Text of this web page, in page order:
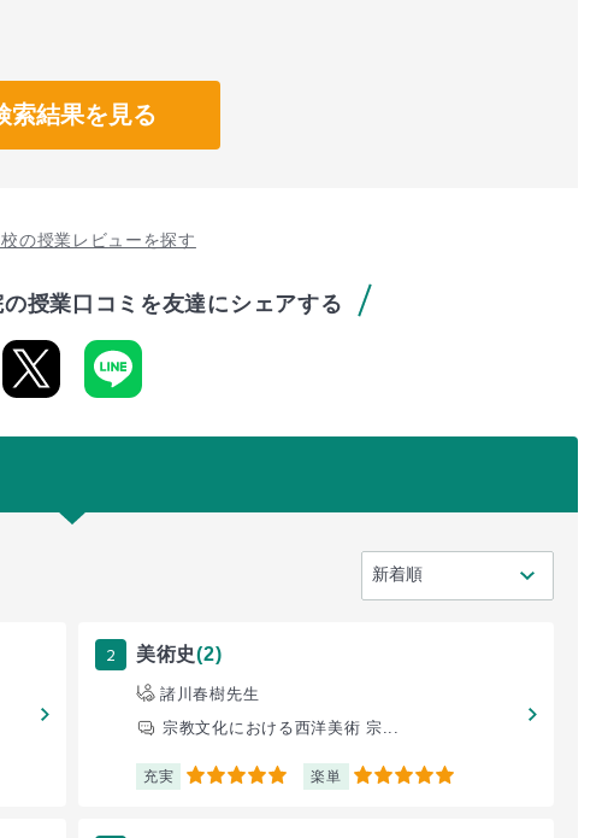
索結果を見る
の授業レビューを探す
授業口コミを友達にシェアする
2 美術史(2)
諸川春樹先生
宗教文化における西洋美術 宗...
充実 5 楽単 5